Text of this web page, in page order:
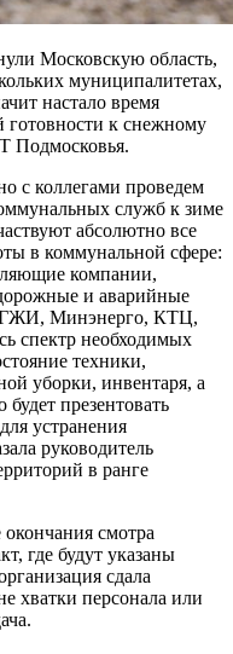
Московскую область,
муниципалитетах,
настало время
готовности к снежному
Подмосковья.
с коллегами проведем
служб к зиме
абсолютно все
в коммунальной сфере:
компании,
и аварийные
ГЖИ, Минэнерго, КТЦ,
спектр необходимых
техники,
уборки, инвентаря, а
презентовать
устранения
руководитель
в ранге
смотра
где будут указаны
сдала
хватки персонала или